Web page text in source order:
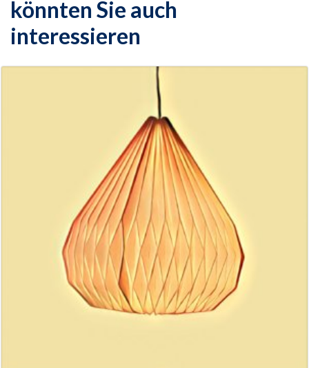
könnten Sie auch
interessieren